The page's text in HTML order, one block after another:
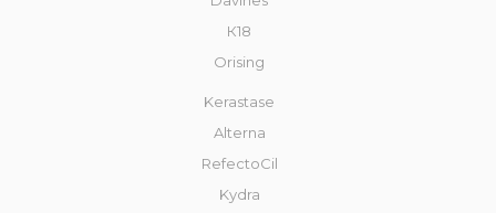
К18
Orising
Kerastase
Alterna
RefectoCil
Kydra